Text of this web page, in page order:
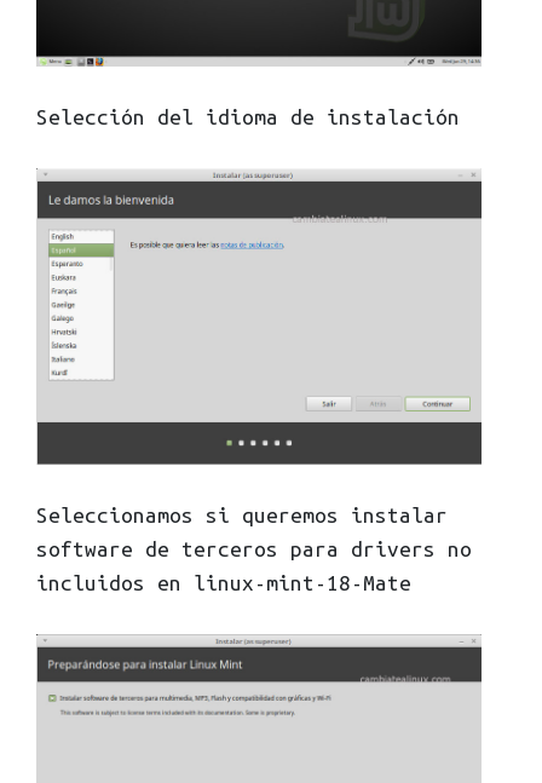
Selección del idioma de instalación
Seleccionamos si queremos instalar
software de terceros para drivers no
incluidos en linux-mint-18-Mate